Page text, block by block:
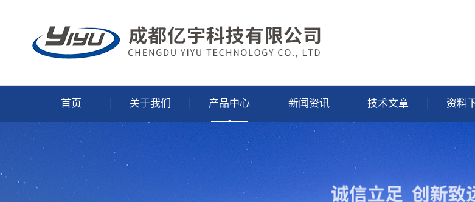
首页 关于我们 产品中心 新闻资讯 技术文章 资料